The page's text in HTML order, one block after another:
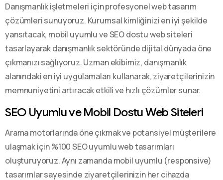
Danışmanlık işletmeleri için profesyonel web tasarım
çözümleri sunuyoruz. Kurumsal kimliğinizi en iyi şekilde
yansıtacak, mobil uyumlu ve SEO dostu web siteleri
tasarlayarak danışmanlık sektöründe dijital dünyada öne
çıkmanızı sağlıyoruz. Uzman ekibimiz, danışmanlık
alanındaki en iyi uygulamaları kullanarak, ziyaretçilerinizin
memnuniyetini artıracak etkili ve hızlı çözümler sunar.
SEO Uyumlu ve Mobil Dostu Web Siteleri
Arama motorlarında öne çıkmak ve potansiyel müşterilere
ulaşmak için %100 SEO uyumlu web tasarımları
oluşturuyoruz. Aynı zamanda mobil uyumlu (responsive)
tasarımlar sayesinde ziyaretçilerinizin her cihazda